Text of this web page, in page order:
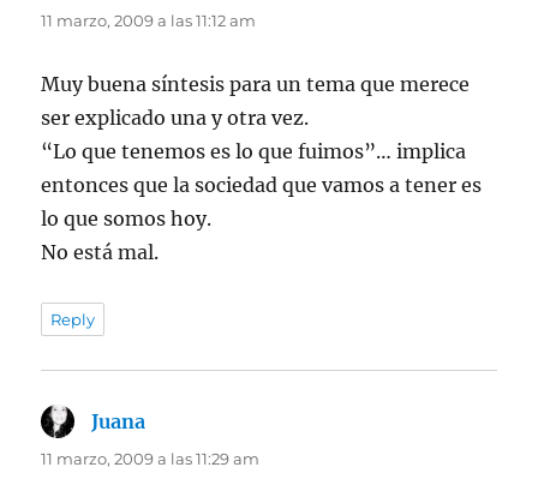
11 marzo, 2009 a las 11:12 am
Muy buena síntesis para un tema que merece
ser explicado una y otra vez.
“Lo que tenemos es lo que fuimos”… implica
entonces que la sociedad que vamos a tener es
lo que somos hoy.
No está mal.
Reply
Juana
11 marzo, 2009 a las 11:29 am